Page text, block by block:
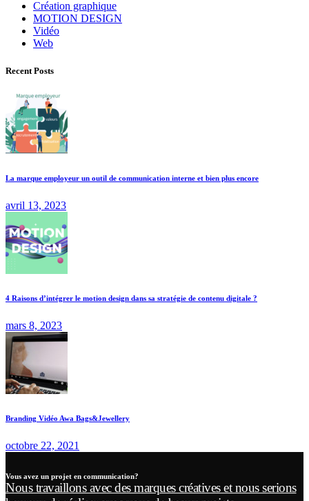
Création graphique
MOTION DESIGN
Vidéo
Web
Recent Posts
La marque employeur un outil de communication interne et bien plus encore
avril 13, 2023
4 Raisons d’intégrer le motion design dans sa stratégie de contenu digitale ?
mars 8, 2023
Branding Vidéo Awa Bags&Jewellery
octobre 22, 2021
Vous avez un projet en communication?
Nous travaillons avec des marques créatives et nous serions